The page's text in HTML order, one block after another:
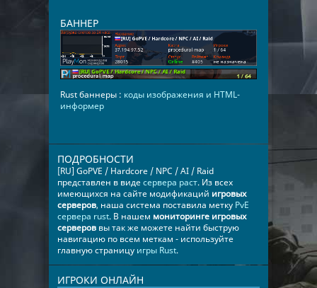
БАННЕР
Rust баннеры : коды изображения и HTML-
информер
ПОДРОБНОСТИ
[RU] GoPVE / Hardcore / NPC / AI / Raid
представлен в видесервера раст. Из всех
имеющихся на сайте модификаций игровых
серверов, наша система поставила метку PvE
сервера rust. В нашем мониторинге игровых
серверов вы так же можете найти быструю
навигацию по всем меткам - используйте
главную страницу игры Rust.
ИГРОКИ ОНЛАЙН